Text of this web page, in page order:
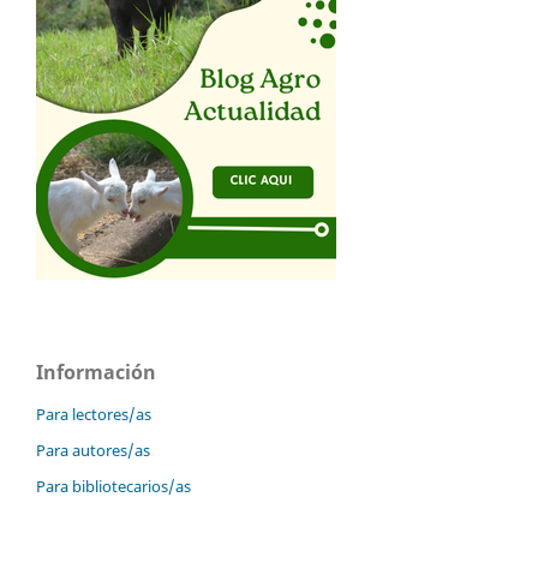
Información
Para lectores/as
Para autores/as
Para bibliotecarios/as